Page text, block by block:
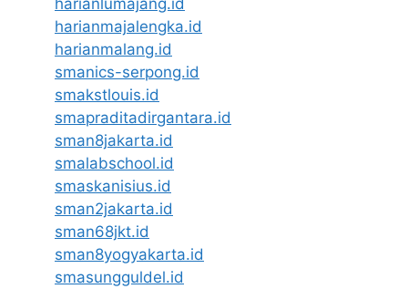
harianmajalengka.id
harianmalang.id
smanics-serpong.id
smakstlouis.id
smapraditadirgantara.id
sman8jakarta.id
smalabschool.id
smaskanisius.id
sman2jakarta.id
sman68jkt.id
sman8yogyakarta.id
smasungguldel.id